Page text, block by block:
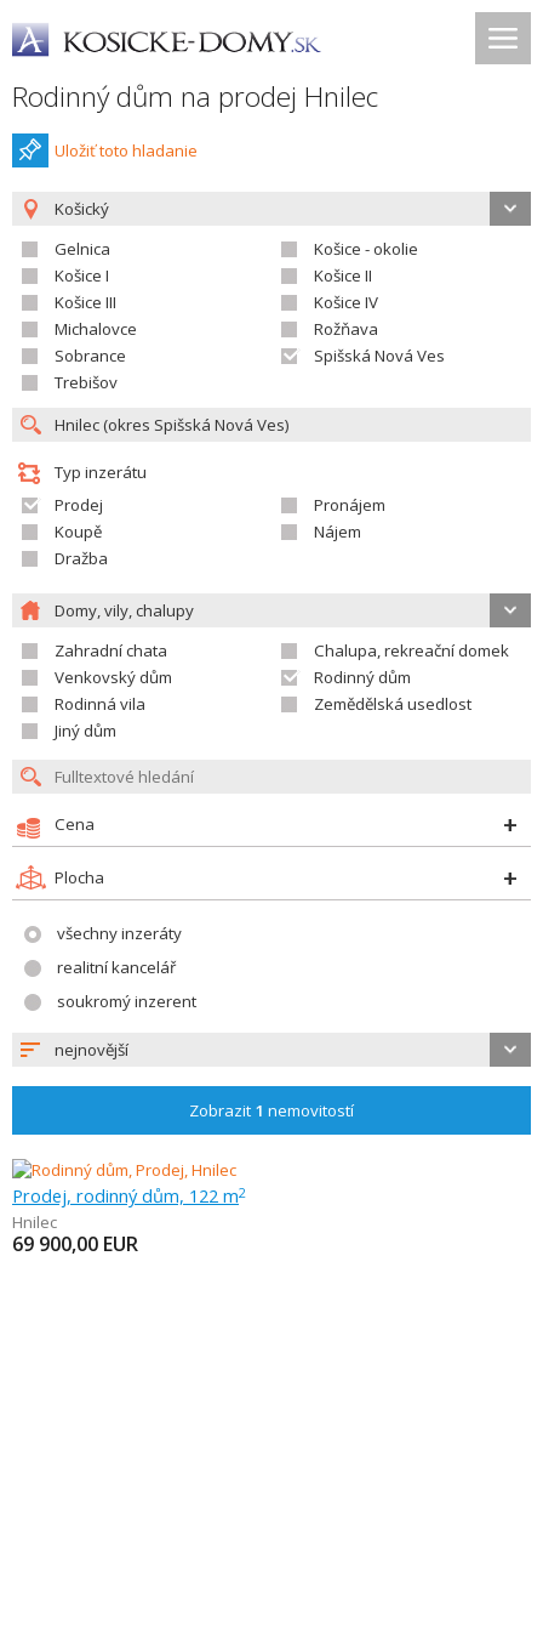
Rodinný dům na prodej Hnilec
Uložiť toto hladanie
Košický
Gelnica
Košice - okolie
Košice I
Košice II
Košice III
Košice IV
Michalovce
Rožňava
Sobrance
Spišská Nová Ves
Trebišov
Typ inzerátu
Prodej
Pronájem
Koupě
Nájem
Dražba
Domy, vily, chalupy
Zahradní chata
Chalupa, rekreační domek
Venkovský dům
Rodinný dům
Rodinná vila
Zemědělská usedlost
Jiný dům
Cena
Plocha
všechny inzeráty
realitní kancelář
soukromý inzerent
nejnovější
Zobrazit 1 nemovitostí
Prodej, rodinný dům, 122 m2
Hnilec
69 900,00 EUR